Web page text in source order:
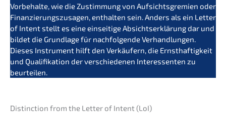
Vorbe­hal­te, wie die Zustim­mung von Aufsichts­gre­mi­en oder
Finan­zie­rungs­zu­sa­gen, enthal­ten sein. Anders als ein Letter
of Intent stellt es eine einsei­ti­ge Absichts­er­klä­rung dar und
bildet die Grund­la­ge für nachfol­gen­de Verhand­lun­gen.
Dieses Instru­ment hilft den Verkäu­fern, die Ernst­haf­tig­keit
und Quali­fi­ka­ti­on der verschie­de­nen Inter­es­sen­ten zu
beurteilen.
Distinc­tion from the Letter of Intent (LoI)